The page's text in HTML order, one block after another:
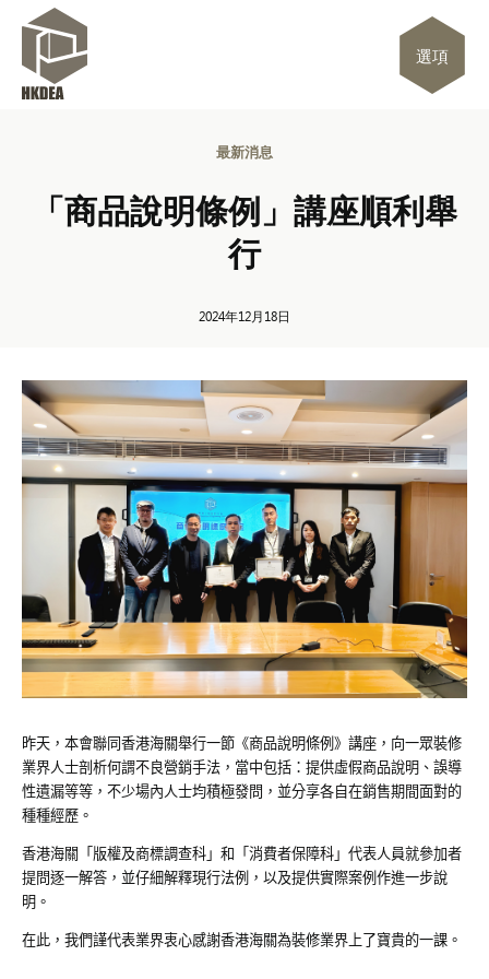
選項
最新消息
「商品說明條例」講座順利舉
行
2024年12月18日
昨天，本會聯同香港海關舉行一節《商品說明條例》講座，向一眾裝修
業界人士剖析何謂不良營銷手法，當中包括：提供虛假商品說明、誤導
性遺漏等等，不少場內人士均積極發問，並分享各自在銷售期間面對的
種種經歷。
香港海關「版權及商標調查科」和「消費者保障科」代表人員就參加者
提問逐一解答，並仔細解釋現行法例，以及提供實際案例作進一步說
明。
在此，我們謹代表業界衷心感謝香港海關為裝修業界上了寶貴的一課。